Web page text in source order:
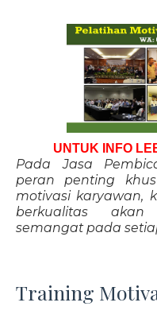
UNTUK INFO
Pada Jasa
peran penting
motivasi karyawan,
berkualitas akan
semangat pada
Training